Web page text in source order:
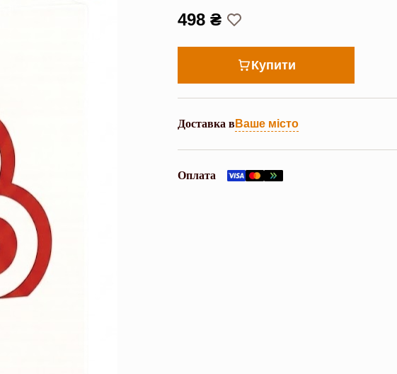
498 ₴
Купити
Доставка вВаше місто
Оплата